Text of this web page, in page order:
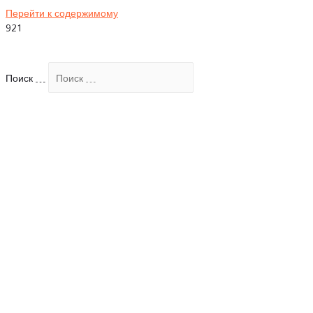
Перейти к содержимому
Поиск …